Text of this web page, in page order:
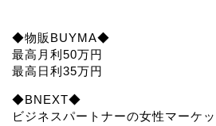
◆物販BUYMA◆
最高月利50万円
最高日利35万円
◆BNEXT◆
ビジネスパートナーの女性マーケ